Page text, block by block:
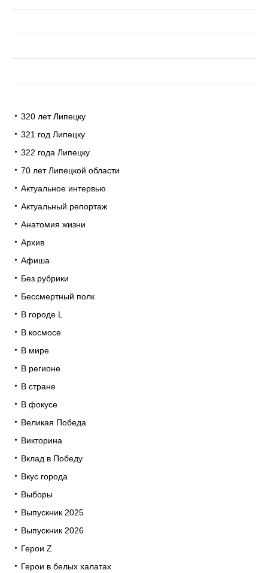
320 лет Липецку
321 год Липецку
322 года Липецку
70 лет Липецкой области
Актуальное интервью
Актуальный репортаж
Анатомия жизни
Архив
Афиша
Без рубрики
Бессмертный полк
В городе L
В космосе
В мире
В регионе
В стране
В фокусе
Великая Победа
Викторина
Вклад в Победу
Вкус города
Выборы
Выпускник 2025
Выпускник 2026
Герои Z
Герои в белых халатах